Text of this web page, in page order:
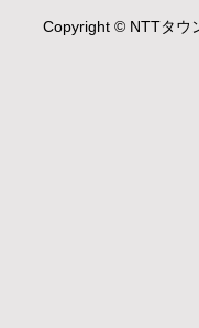
Copyright © NTTタウ